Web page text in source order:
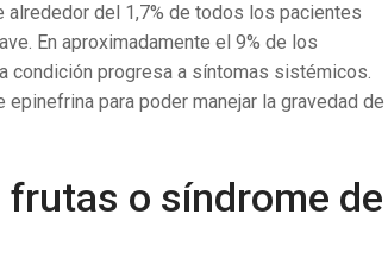
del 1,7% de todos los pacientes
En aproximadamente el 9% de los
condición progresa a síntomas sistémicos.
para poder manejar la gravedad de
o síndrome de